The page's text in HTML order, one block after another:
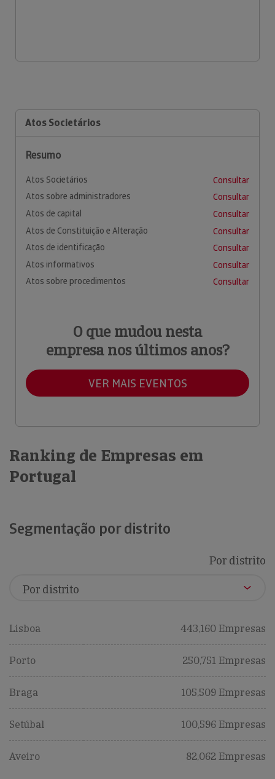
Atos Societários
Resumo
Atos Societários
Consultar
Atos sobre administradores
Consultar
Atos de capital
Consultar
Atos de Constituição e Alteração
Consultar
Atos de identificação
Consultar
Atos informativos
Consultar
Atos sobre procedimentos
Consultar
O que mudou nesta
empresa nos últimos anos?
VER MAIS EVENTOS
Ranking de Empresas em
Portugal
Segmentação por distrito
Por distrito
Lisboa 443,160 Empresas
Porto 250,751 Empresas
Braga 105,509 Empresas
Setúbal 100,596 Empresas
Aveiro 82,062 Empresas